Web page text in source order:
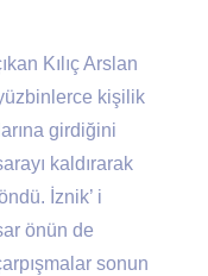
Kılıç Arslan
kişilik
girdiğini
kaldırarak
İznik’ i
önün de
sonun